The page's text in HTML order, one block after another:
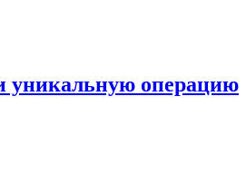
уникальную операцию